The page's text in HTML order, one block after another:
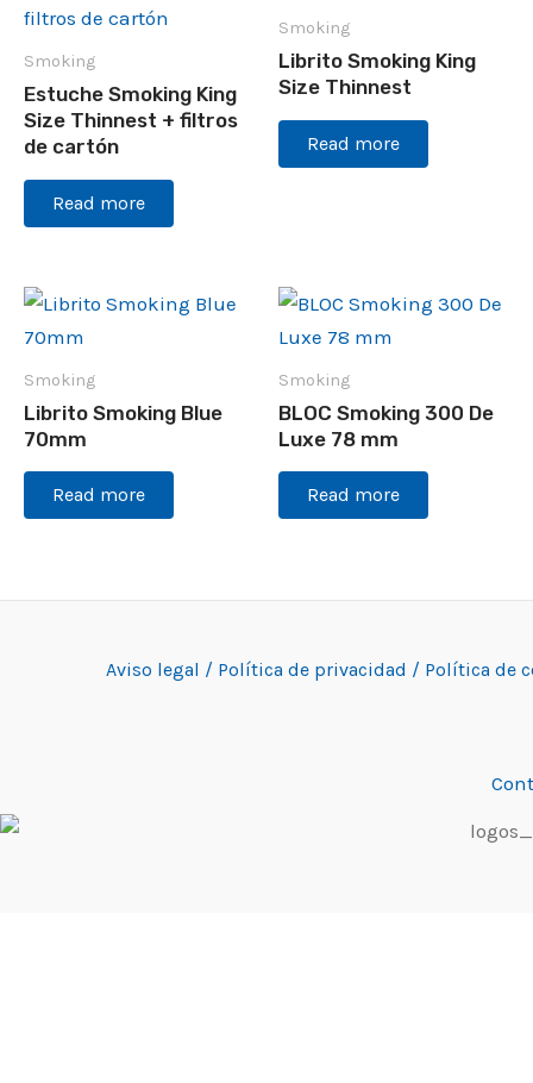
Smoking
Estuche Smoking King
Size Thinnest + filtros
de cartón
Read more
Smoking
Librito Smoking King
Size Thinnest
Read more
Smoking
Librito Smoking Blue
70mm
Read more
Smoking
BLOC Smoking 300 De
Luxe 78 mm
Read more
Aviso legal / Política de privacidad / Política de